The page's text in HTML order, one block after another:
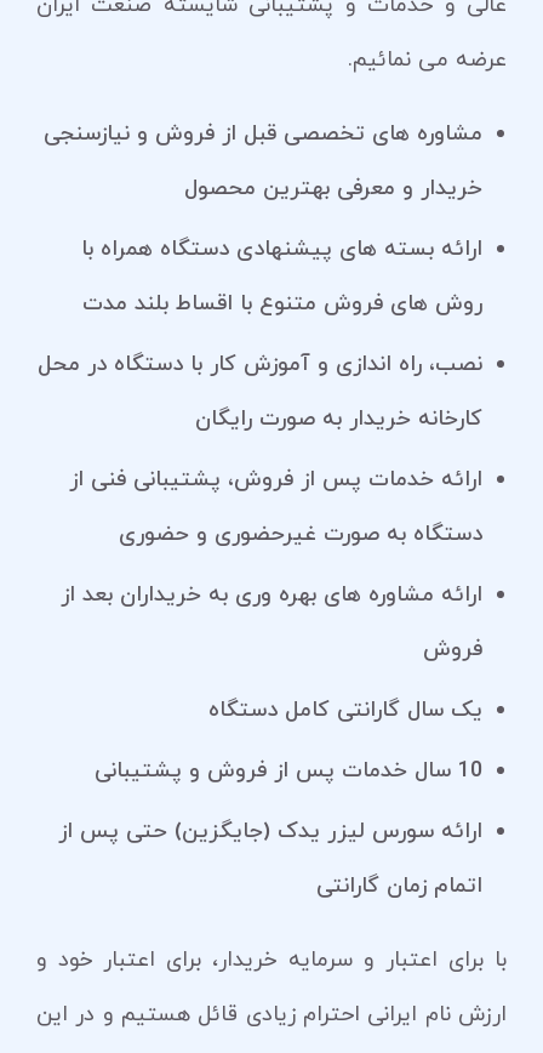
عرضه می نمائیم.
مشاوره های تخصصی قبل از فروش و نیازسنجی
خریدار و معرفی بهترین محصول
ارائه بسته های پیشنهادی دستگاه همراه با
روش های فروش متنوع با اقساط بلند مدت
نصب، راه اندازی و آموزش کار با دستگاه در محل
کارخانه خریدار به صورت رایگان
ارائه خدمات پس از فروش، پشتیبانی فنی از
دستگاه به صورت غیرحضوری و حضوری
ارائه مشاوره های بهره وری به خریداران بعد از
فروش
یک سال گارانتی کامل دستگاه
10 سال خدمات پس از فروش و پشتیبانی
ارائه سورس لیزر یدک (جایگزین) حتی پس از
اتمام زمان گارانتی
با برای اعتبار و سرمایه خریدار، برای اعتبار خود و
ارزش نام ایرانی احترام زیادی قائل هستیم و در این